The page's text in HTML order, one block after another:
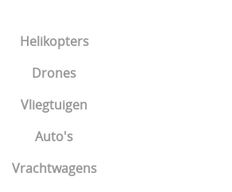
Helikopters
Drones
Vliegtuigen
Auto's
Vrachtwagens